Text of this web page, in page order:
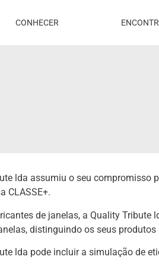
CONHECER
lda assumiu o seu compromisso
CLASSE+.
de janelas, a Quality Tribute
distinguindo os seus produtos
lda pode incluir a simulação de